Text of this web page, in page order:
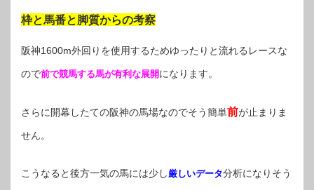
枠と馬番と脚質からの考察
阪神1600m外回りを使用するためゆったりと流れるレースな
ので前で競馬する馬が有利な展開 になります。
さらに開幕したての阪神の馬場なのでそう簡単前が止まりま
せん。
こうなると後方一気の馬には少し 厳しいデータ分析になりそう